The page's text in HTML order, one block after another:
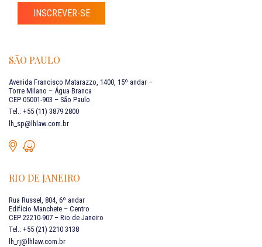
INSCREVER-SE
SÃO PAULO
Avenida Francisco Matarazzo, 1400, 15º andar –
Torre Milano – Água Branca
CEP 05001-903 – São Paulo
Tel.: +55 (11) 3879 2800
lh_sp@lhlaw.com.br
RIO DE JANEIRO
Rua Russel, 804, 6º andar
Edifício Manchete – Centro
CEP 22210-907 – Rio de Janeiro
Tel.: +55 (21) 2210 3138
lh_rj@lhlaw.com.br